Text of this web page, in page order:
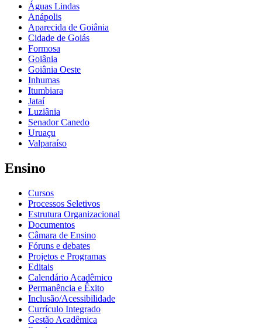
Águas Lindas
Anápolis
Aparecida de Goiânia
Cidade de Goiás
Formosa
Goiânia
Goiânia Oeste
Inhumas
Itumbiara
Jataí
Luziânia
Senador Canedo
Uruaçu
Valparaíso
Ensino
Cursos
Processos Seletivos
Estrutura Organizacional
Documentos
Câmara de Ensino
Fóruns e debates
Projetos e Programas
Editais
Calendário Acadêmico
Permanência e Êxito
Inclusão/Acessibilidade
Currículo Integrado
Gestão Acadêmica